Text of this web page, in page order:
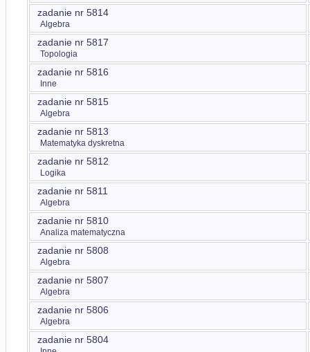
zadanie nr 5814
Algebra
zadanie nr 5817
Topologia
zadanie nr 5816
Inne
zadanie nr 5815
Algebra
zadanie nr 5813
Matematyka dyskretna
zadanie nr 5812
Logika
zadanie nr 5811
Algebra
zadanie nr 5810
Analiza matematyczna
zadanie nr 5808
Algebra
zadanie nr 5807
Algebra
zadanie nr 5806
Algebra
zadanie nr 5804